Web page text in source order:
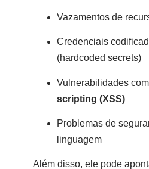
Vazamentos de
Credenciais
(hardcoded secrets)
Vulnerabilidades
scripting (XSS)
Problemas de
linguagem
Além disso, ele pode